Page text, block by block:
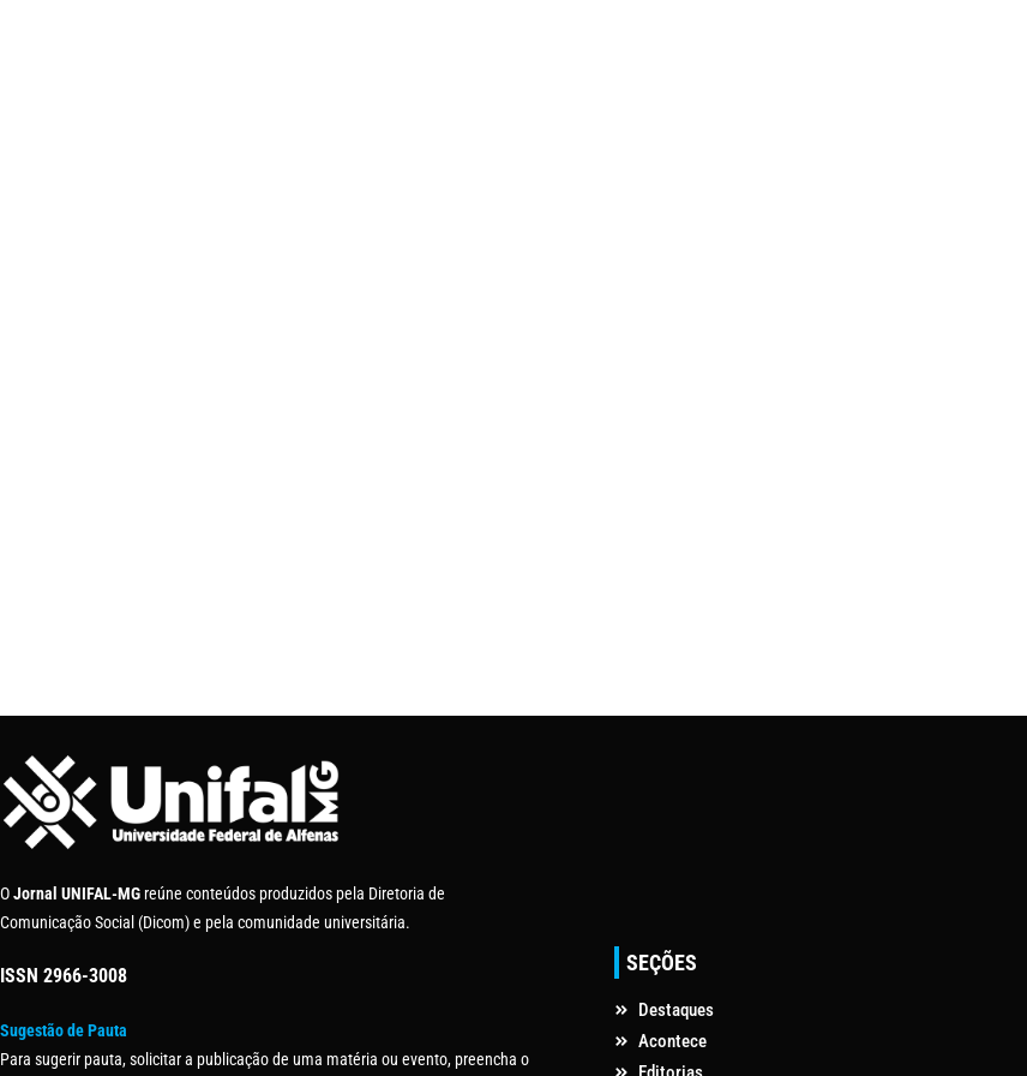
OJornal UNIFAL-MG reúne conteúdos produzidos pela Diretoria de
Comunicação Social (Dicom) e pela comunidade universitária.
ISSN 2966-3008
Sugestão de Pauta
Para sugerir pauta, solicitar a publicação de uma matéria ou evento, preencha o
SEÇÕES
Destaques
Acontece